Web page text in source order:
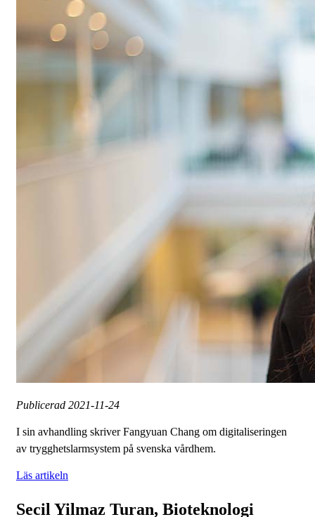
Publicerad 2021-11-24
I sin avhandling skriver Fangyuan Chang om digitaliseringen
av trygghetslarmsystem på svenska vårdhem.
Läs artikeln
Secil Yilmaz Turan, Bioteknologi